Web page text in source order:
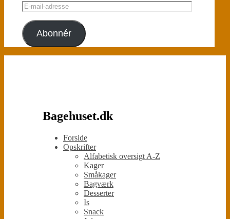
E-
mail-
adresse
Abonnér
Bagehuset.dk
Forside
Opskrifter
Alfabetisk oversigt A-Z
Kager
Småkager
Bagværk
Desserter
Is
Snack